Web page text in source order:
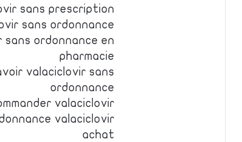
sans prescription
sans ordonnance
ordonnance en
pharmacie
valaciclovir sans
ordonnance
valaciclovir
valaciclovir
achat